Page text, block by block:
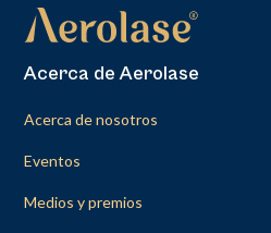
Acerca de Aerolase
Acerca de nosotros
Eventos
Medios y premios